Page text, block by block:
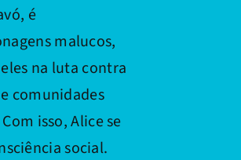
é
malucos,
na luta contra
comunidades
isso, Alice se
social.